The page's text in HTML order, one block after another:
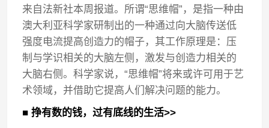
来自法新社本周报道。所谓“思维帽”，是指一种由
澳大利亚科学家研制出的一种通过向大脑传送低
强度电流提高创造力的帽子，其工作原理是：压
制与学识相关的大脑左侧，激发与创造力相关的
大脑右侧。科学家说，“思维帽”将来或许可用于艺
术领域，并借助它提高人们解决问题的能力。
■ 挣有数的钱，过有底线的生活>>